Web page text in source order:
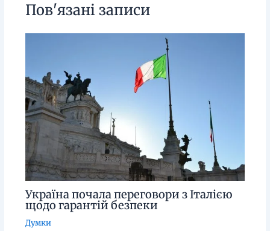
Пов'язані записи
Україна почала переговори з Італією
щодо гарантій безпеки
Думки